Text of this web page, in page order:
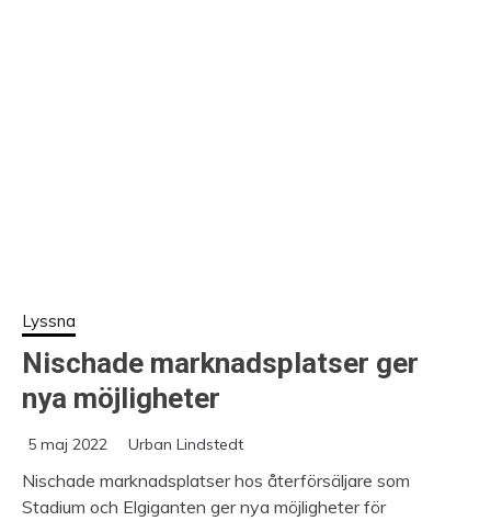
Lyssna
Nischade marknadsplatser ger
nya möjligheter
5 maj 2022 Urban Lindstedt
Nischade marknadsplatser hos återförsäljare som
Stadium och Elgiganten ger nya möjligheter för